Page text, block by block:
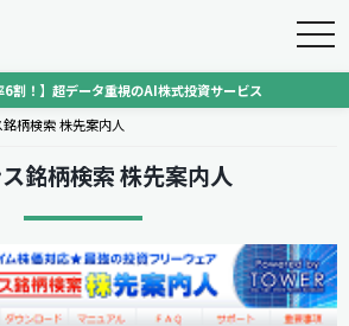
6割！】超データ重視のAI株式投資サービス
柄検索 株先案内人
銘柄検索 株先案内人